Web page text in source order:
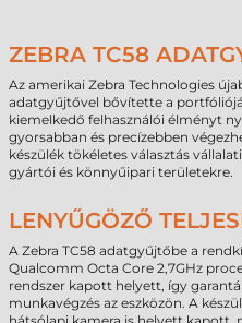
ZEBRA TC58
Az amerikai Zebra Technologies
adatgyűjtővel bővítette a
kiemelkedő felhasználói élményt
gyorsabban és precízebben
készülék tökéletes választás
gyártói és könnyűipari területekre.
LENYŰGÖZŐ
A Zebra TC58 adatgyűjtőbe a
Qualcomm Octa Core 2,7GHz
rendszer kapott helyett, így
munkavégzés az eszközön. A